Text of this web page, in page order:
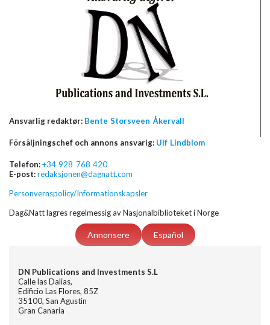
Ansvarlig redaktør: Bente Storsveen Åkervall
Försäljningschef och annons ansvarig: Ulf Lindblom
Telefon:+34 928 768 420
E-post:redaksjonen@dagnatt.com
Personvernspolicy/Informationskapsler
Dag&Natt lagres regelmessig av Nasjonalbiblioteket i Norge
Annonsere Español
DN Publications and Investments S.L
Calle las Dalias,
Edificio Las Flores, 85Z
35100, San Agustin
Gran Canaria